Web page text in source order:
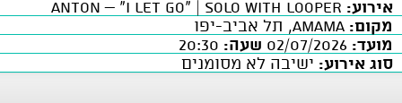
אירוע:
מקום:
מועד:
שעה:
סוג אירוע: ישיבה לא מסומנים